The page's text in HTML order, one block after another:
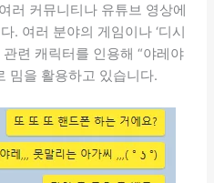
러 커뮤니티나 유튜브 영상에
. 여러 분야의 게임이나 ‘디시
련 캐릭터를 인용해 “야레야
밈을 활용하고 있습니다.